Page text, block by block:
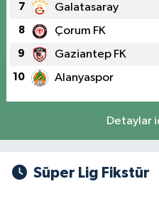
7 Galatasaray
8 Çorum FK
9 Gaziantep FK
10 Alanyaspor
Detaylar
Süper Lig Fikstür